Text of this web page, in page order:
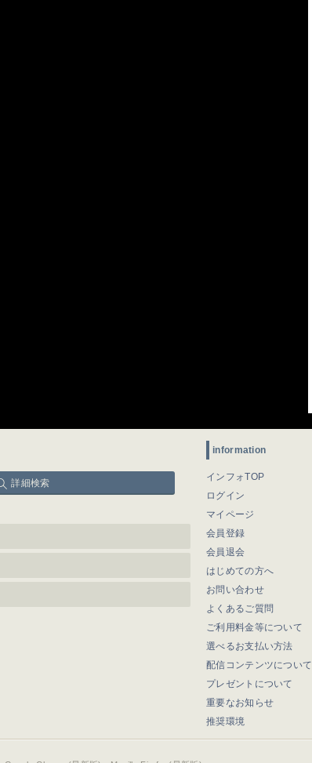
詳細検索
information
インフォTOP
ログイン
マイページ
会員登録
会員退会
はじめての方へ
お問い合わせ
よくあるご質問
ご利用料金等について
選べるお支払い方法
配信コンテンツについて
プレゼントについて
重要なお知らせ
推奨環境